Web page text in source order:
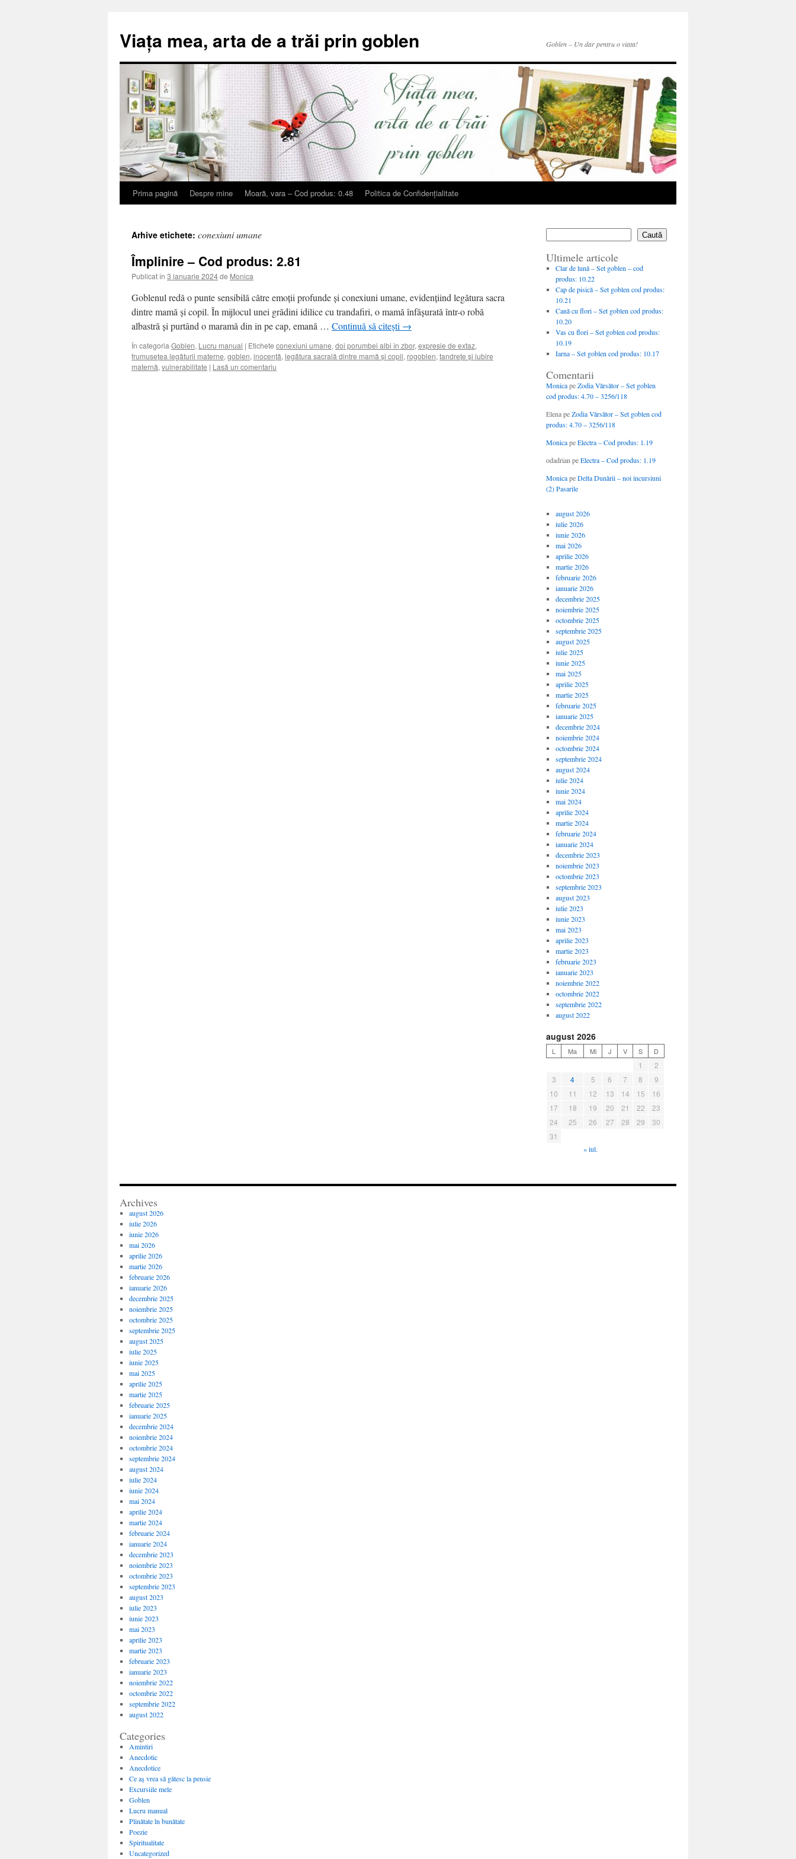
Viața mea, arta de a trăi prin goblen Goblen – Un dar pentru o viata!
Sari
conținut
Prima pagină Despre mine Moară, vara – Cod produs: 0.48 Politica de Confidențialitate
Arhive etichete: conexiuni umane
Împlinire – Cod produs: 2.81
Publicat în 3 ianuarie 2024de Monica
Goblenul redă o punte sensibilă către emoții profunde și conexiuni umane, evidențiind legătura sacra
dintre mamă și copil. În mijlocul unei grădini idilice cu trandafiri, o mamă înfășurată într-o robă
albastră și purtând o maramă din in pe cap, emană … Continuă să citești →
În categoria Goblen, Lucru manual | Etichete conexiuni umane, doi porumbei albi în zbor, expresie de extaz,
frumusețea legăturii materne, goblen, inocență, legătura sacrală dintre mamă și copil, rogoblen, tandrețe și iubire
maternă, vulnerabilitate | Lasă un comentariu
Caută
Ultimele articole
Clar de lună – Set goblen – cod
produs: 10.22
Cap de pisică – Set goblen cod produs:
10.21
Cană cu flori – Set goblen cod produs:
10.20
Vas cu flori – Set goblen cod produs:
10.19
Iarna – Set goblen cod produs: 10.17
Comentarii
MonicapeZodia Vărsător – Set goblen
cod produs: 4.70 – 3256/118
ElenapeZodia Vărsător – Set goblen cod
produs: 4.70 – 3256/118
MonicapeElectra – Cod produs: 1.19
odadrian peElectra – Cod produs: 1.19
MonicapeDelta Dunării – noi incursiuni
(2) Pasarile
august 2026
iulie 2026
iunie 2026
mai 2026
aprilie 2026
martie 2026
februarie 2026
ianuarie 2026
decembrie 2025
noiembrie 2025
octombrie 2025
septembrie 2025
august 2025
iulie 2025
iunie 2025
mai 2025
aprilie 2025
martie 2025
februarie 2025
ianuarie 2025
decembrie 2024
noiembrie 2024
octombrie 2024
septembrie 2024
august 2024
iulie 2024
iunie 2024
mai 2024
aprilie 2024
martie 2024
februarie 2024
ianuarie 2024
decembrie 2023
noiembrie 2023
octombrie 2023
septembrie 2023
august 2023
iulie 2023
iunie 2023
mai 2023
aprilie 2023
martie 2023
februarie 2023
ianuarie 2023
noiembrie 2022
octombrie 2022
septembrie 2022
august 2022
august 2026
L Ma Mi J V S D
1
2
3
4 5 6 7 8
9
10
11 12 13 14 15
16
17
18 19 20 21 22
23
24
25 26 27 28 29
30
31
« iul.
Archives
august 2026
iulie 2026
iunie 2026
mai 2026
aprilie 2026
martie 2026
februarie 2026
ianuarie 2026
decembrie 2025
noiembrie 2025
octombrie 2025
septembrie 2025
august 2025
iulie 2025
iunie 2025
mai 2025
aprilie 2025
martie 2025
februarie 2025
ianuarie 2025
decembrie 2024
noiembrie 2024
octombrie 2024
septembrie 2024
august 2024
iulie 2024
iunie 2024
mai 2024
aprilie 2024
martie 2024
februarie 2024
ianuarie 2024
decembrie 2023
noiembrie 2023
octombrie 2023
septembrie 2023
august 2023
iulie 2023
iunie 2023
mai 2023
aprilie 2023
martie 2023
februarie 2023
ianuarie 2023
noiembrie 2022
octombrie 2022
septembrie 2022
august 2022
Categories
Amintiri
Anecdotic
Anecdotice
Ce aș vrea să gătesc la pensie
Excursiile mele
Goblen
Lucru manual
Plinătate în bunătate
Poezie
Spiritualitate
Uncategorized